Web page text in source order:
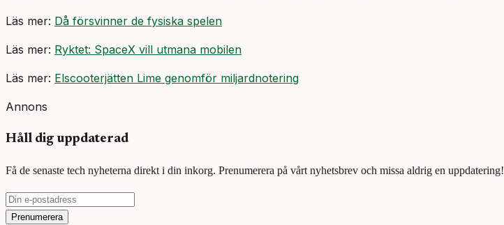
Läs mer: Då försvinner de fysiska spelen
Läs mer: Ryktet: SpaceX vill utmana mobilen
Läs mer: Elscooterjätten Lime genomför miljardnotering
Annons
Håll dig uppdaterad
Få de senaste tech nyheterna direkt i din inkorg. Prenumerera på vårt nyhetsbrev och missa aldrig en uppdatering!
Prenumerera